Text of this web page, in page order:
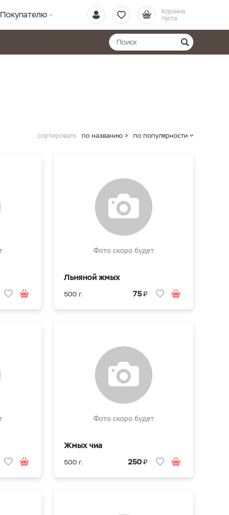
Корзина
пуста
Покупателю
сортировать по названию по популярности
Льняной жмых
500 г. 75₽
Жмых чиа
500 г. 250₽